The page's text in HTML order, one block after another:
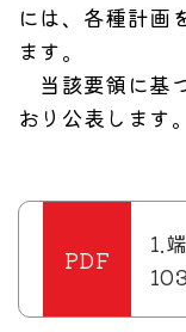
には、各種計画
ます。
当該要領に基
おり公表します。
1.